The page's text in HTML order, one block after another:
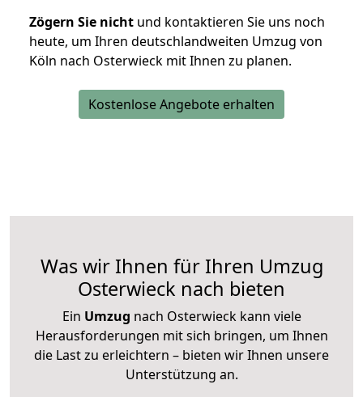
Zögern Sie nicht und kontaktieren Sie uns noch
heute, um Ihren deutschlandweiten Umzug von
Köln nach Osterwieck mit Ihnen zu planen.
Kostenlose Angebote erhalten
Was wir Ihnen für Ihren Umzug
Osterwieck nach bieten
Ein Umzug nach Osterwieck kann viele
Herausforderungen mit sich bringen, um Ihnen
die Last zu erleichtern – bieten wir Ihnen unsere
Unterstützung an.